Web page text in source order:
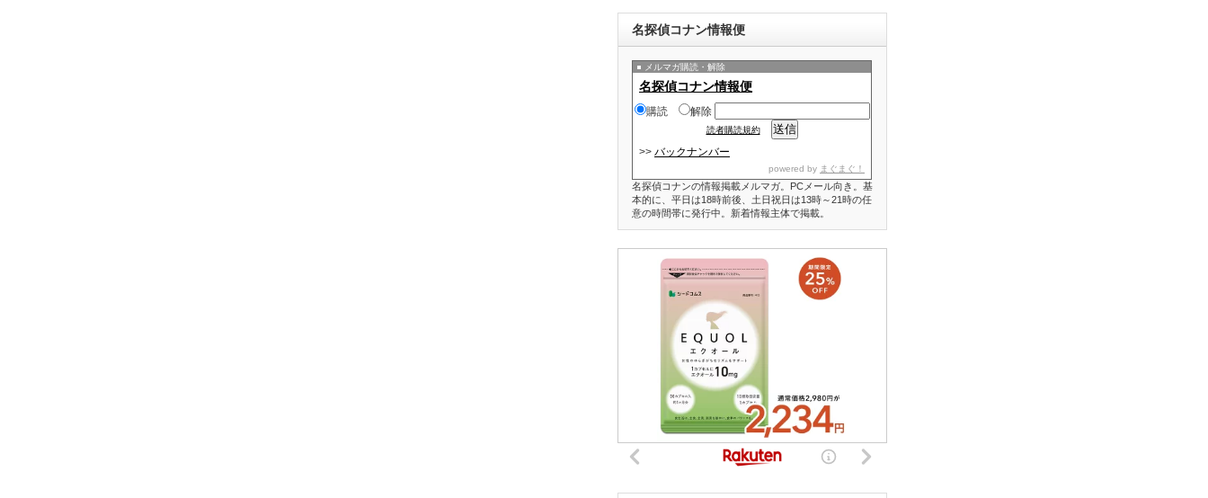
名探偵コナン情報便
メルマガ購読・解除
名探偵コナン情報便
購読 解除
読者購読規約
>> バックナンバー
powered by まぐまぐ！
名探偵コナンの情報掲載メルマガ。PCメール向き。基
本的に、平日は18時前後、土日祝日は13時～21時の任
意の時間帯に発行中。新着情報主体で掲載。